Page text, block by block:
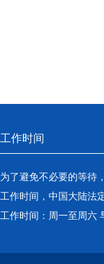
工作时间
为了避免不必要的等待
工作时间，中国大陆法
工作时间：周一至周六